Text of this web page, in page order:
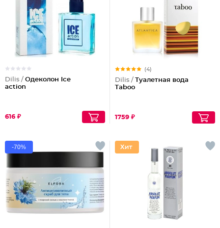
Dilis / Одеколон Ice
action
616 ₽
(4)
Dilis / Туалетная вода
Taboo
1759 ₽
-70%